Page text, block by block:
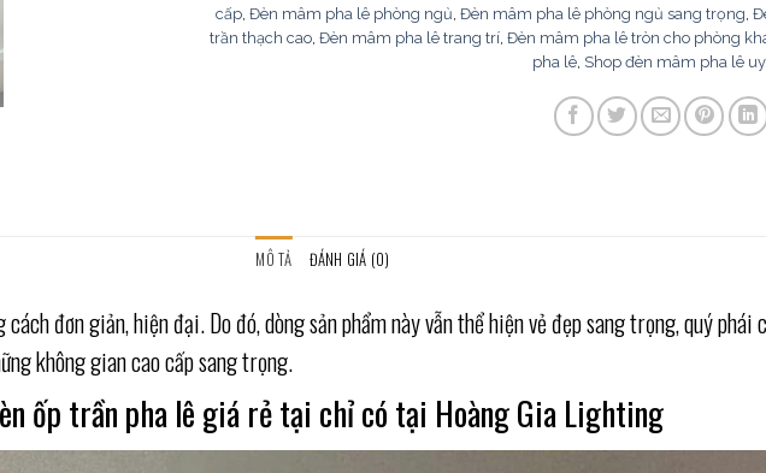
cấp Đèn mâm pha lê phòng ngủ Đèn mâm pha lê phòng ngủ sang trọng
trần thạch cao, Đèn mâm pha lê trang trí, Đèn mâm pha lê tròn cho phòng
pha lê Shop đèn mâm pha lê
MÔ TẢ ĐÁNH GIÁ (0)
đơn giản, hiện đại. Do đó, dòng sản phẩm này vẫn thể hiện vẻ đẹp sang trọng, quý
không gian cao cấp sang trọng.
ốp trần pha lê giá rẻ tại chỉ có tại Hoàng Gia Lighting